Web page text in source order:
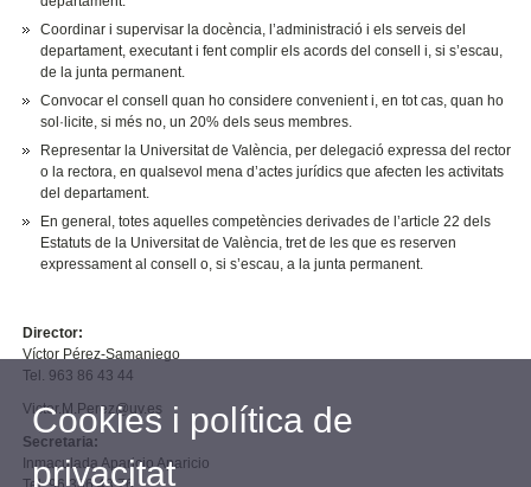
Coordinar i supervisar la docència, l’administració i els serveis del
departament, executant i fent complir els acords del consell i, si s’escau,
de la junta permanent.
Convocar el consell quan ho considere convenient i, en tot cas, quan ho
sol·licite, si més no, un 20% dels seus membres.
Representar la Universitat de València, per delegació expressa del rector
o la rectora, en qualsevol mena d’actes jurídics que afecten les activitats
del departament.
En general, totes aquelles competències derivades de l’article 22 dels
Estatuts de la Universitat de València, tret de les que es reserven
expressament al consell o, si s’escau, a la junta permanent.
Director:
Víctor Pérez-Samaniego
Tel. 963 86 43 44
Victor.M.Perez@uv.es
Secretaria:
Inmaculada Aparicio Aparicio
Cookies i política de
privacitat